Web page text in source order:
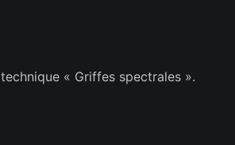
« Griffes spectrales ».